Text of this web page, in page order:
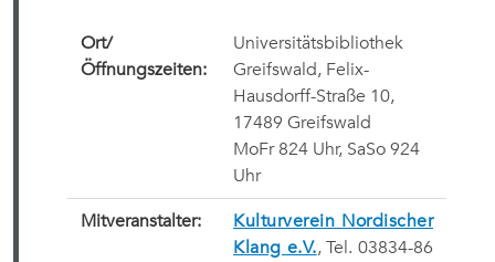
Ort/
Öffnungszeiten:
Universitätsbibliothek
Greifswald, Felix-
Hausdorff-Straße 10,
17489 Greifswald
MoFr 824 Uhr, SaSo 924
Uhr
Mitveranstalter:
Kulturverein Nordischer
Klang e.V., Tel. 03834-86